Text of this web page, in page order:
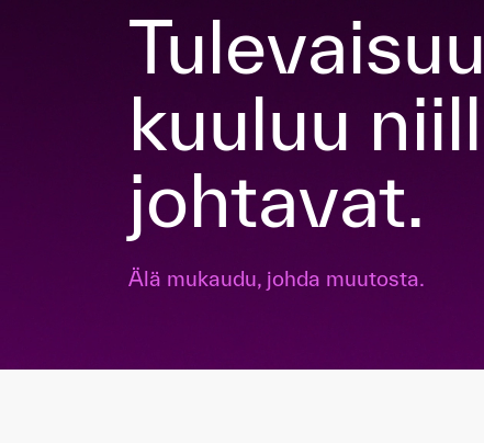
Tulevaisuus ei odota. Se
kuuluu
johtavat.
Älä mukaudu, johda muutosta.